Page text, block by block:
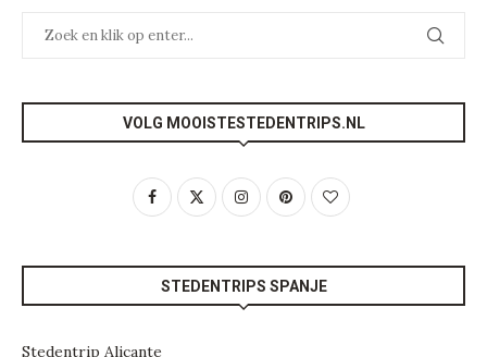
VOLG MOOISTESTEDENTRIPS.NL
STEDENTRIPS SPANJE
Stedentrip Alicante